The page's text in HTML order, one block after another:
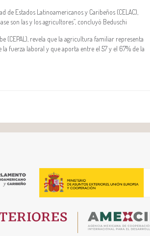
de Estados Latinoamericanos y Caribeños (CELAC),
son las y los agricultores”, concluyó Beduschi
(CEPAL), revela que la agricultura familiar representa
fuerza laboral y que aporta entre el 57 y el 67% de la